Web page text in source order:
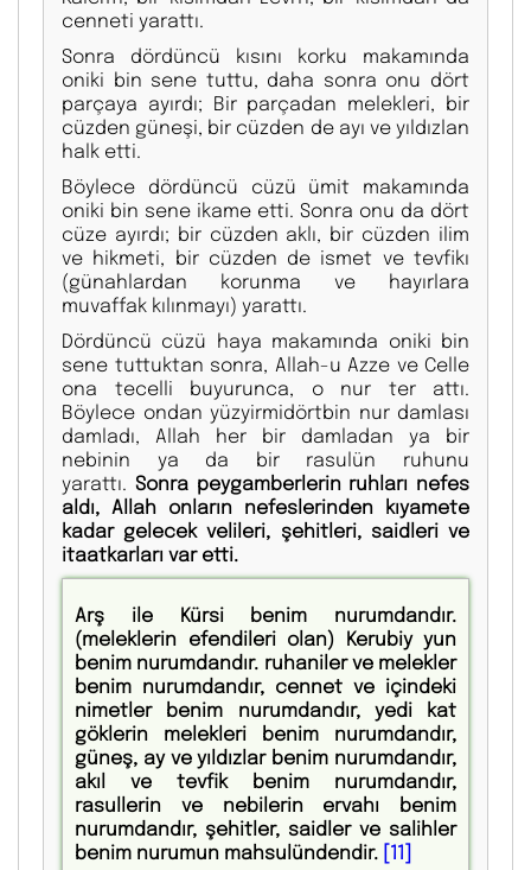
cenneti yarattı.
Sonra dördüncü kısını korku makamında
oniki bin sene tuttu, daha sonra onu dört
parçaya ayırdı; Bir parçadan melekleri, bir
cüzden güneşi, bir cüzden de ayı ve yıldızlan
halk etti.
Böylece dördüncü cüzü ümit makamında
oniki bin sene ikame etti. Sonra onu da dört
cüze ayırdı; bir cüzden aklı, bir cüzden ilim
ve hikmeti, bir cüzden de ismet ve tevfikı
(günahlardan korunma ve hayırlara
muvaffak kılınmayı) yarattı.
Dördüncü cüzü haya makamında oniki bin
sene tuttuktan sonra, Allah-u Azze ve Celle
ona tecelli buyurunca, o nur ter attı.
Böylece ondan yüzyirmidörtbin nur damlası
damladı, Allah her bir damladan ya bir
nebinin ya da bir rasulün ruhunu
yarattı. Sonra peygamberlerin ruhları nefes
aldı, Allah onların nefeslerinden kıyamete
kadar gelecek velileri, şehitleri, saidleri ve
itaatkarları var etti.
Arş ile Kürsi benim nurumdandır.
(meleklerin efendileri olan) Kerubiy yun
benim nurumdandır. ruhaniler ve melekler
benim nurumdandır, cennet ve içindeki
nimetler benim nurumdandır, yedi kat
göklerin melekleri benim nurumdandır,
güneş, ay ve yıldız­lar benim nurumdandır,
akıl ve tevfik benim nurumdandır,
rasullerin ve nebilerin ervahı benim
nurumdandır, şehitler, saidler ve salihler
benim nurumun mahsulündendir. [11]